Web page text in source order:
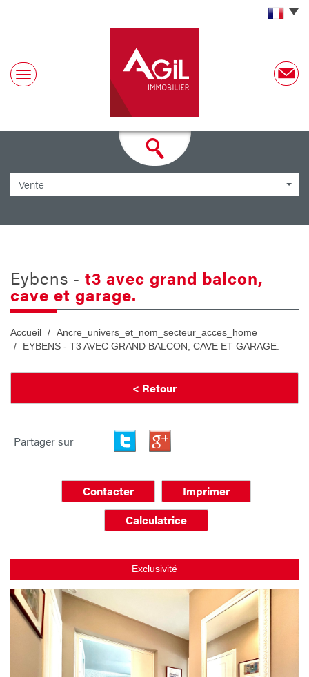
Vente
eybens - t3 avec grand balcon,
cave et garage.
Accueil
Ancre_univers_et_nom_secteur_acces_home
EYBENS - T3 AVEC GRAND BALCON, CAVE ET GARAGE.
< Retour
Partager sur
Contacter
Imprimer
Calculatrice
Exclusivité